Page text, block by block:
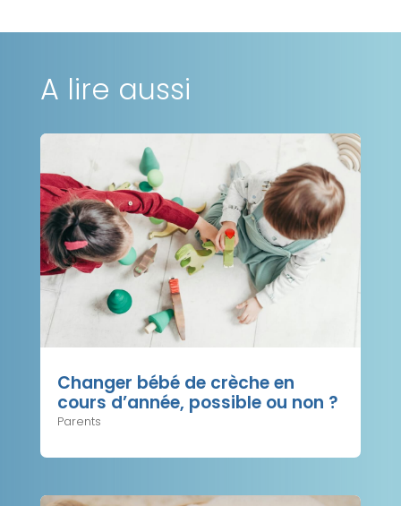
A lire aussi
Changer bébé de crèche en
cours d’année, possible ou non ?
Parents